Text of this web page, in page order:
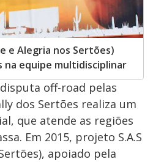
e Alegria nos Sertões)
na equipe multidisciplinar
off-road pelas
dos Sertões realiza um
que atende as regiões
Em 2015, projeto S.A.S
apoiado pela